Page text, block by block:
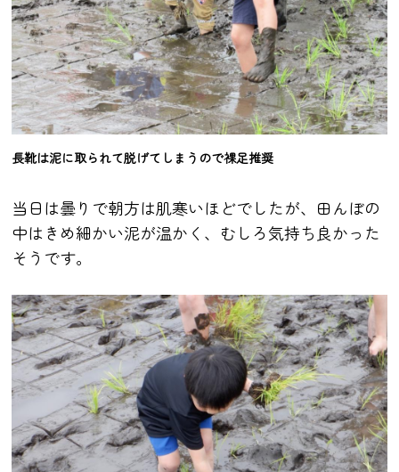
長靴は泥に取られて脱げてしまうので裸足推奨
当日は曇りで朝方は肌寒いほどでしたが、田んぼの
中はきめ細かい泥が温かく、むしろ気持ち良かった
そうです。